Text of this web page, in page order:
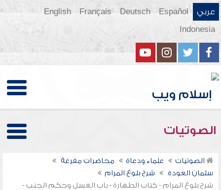
عربي Español
Deutsch
Français
English
Indonesia
الصوتيات
الصوتيات علماء ودعاة
محاضرات مفرغة
سلمان العودة
شرح بلوغ المرام
شرح بلوغ المرام - كتاب الطهارة - باب الغسل وحكم الجنب -